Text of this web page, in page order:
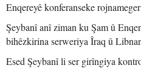
Enqereyê konferanseke
Şeybanî anî ziman ku Şam û
bihêzkirina serweriya Îraq û
Esed Şeybanî li ser girîngiya